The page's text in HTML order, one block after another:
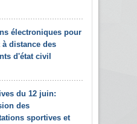
électroniques pour
à distance des
d'état civil
du 12 juin:
des
sportives et